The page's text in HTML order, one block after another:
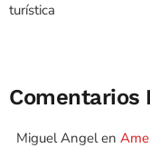
turística
Comentarios
Miguel Angelen